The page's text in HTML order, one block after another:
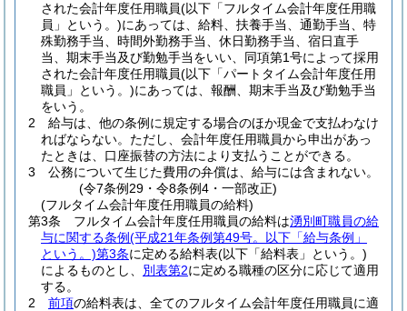
された会計年度任用職員(以下「フルタイム会計年度任用職
員」という。)にあっては、給料、扶養手当、通勤手当、特
殊勤務手当、時間外勤務手当、休日勤務手当、宿日直手
当、期末手当及び勤勉手当をいい、同項第1号によって採用
された会計年度任用職員(以下「パートタイム会計年度任用
職員」という。)にあっては、報酬、期末手当及び勤勉手当
をいう。
2
給与は、他の条例に規定する場合のほか現金で支払わなけ
ればならない。 ただし、会計年度任用職員から申出があっ
たときは、口座振替の方法により支払うことができる。
3
公務について生じた費用の弁償は、給与には含まれない。
(令7条例29・令8条例4・一部改正)
(フルタイム会計年度任用職員の給料)
第3条
フルタイム会計年度任用職員の給料は湧別町職員の給
与に関する条例(平成21年条例第49号。以下「給与条例」
という。)第3条に定める給料表(以下「給料表」という。)
によるものとし、 別表第2に定める職種の区分に応じて適用
する。
2
前項の給料表は、全てのフルタイム会計年度任用職員に適